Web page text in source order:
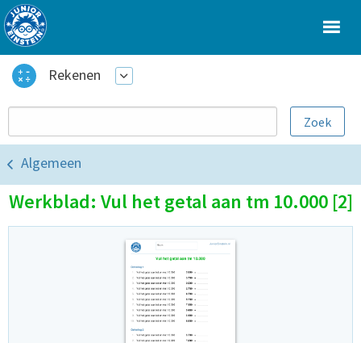
Rekenen
Algemeen
Werkblad: Vul het getal aan tm 10.000 [2]